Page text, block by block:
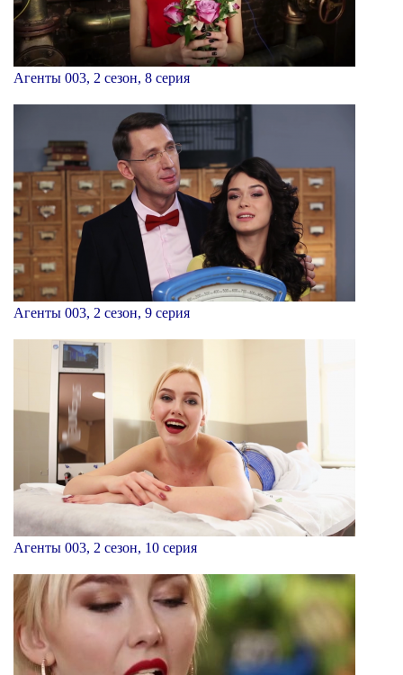
Агенты 003, 2 сезон, 8 серия
Агенты 003, 2 сезон, 9 серия
Агенты 003, 2 сезон, 10 серия